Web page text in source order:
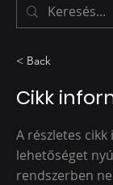
< Back
Cikk
A részletes
lehetőséget
rendszerben